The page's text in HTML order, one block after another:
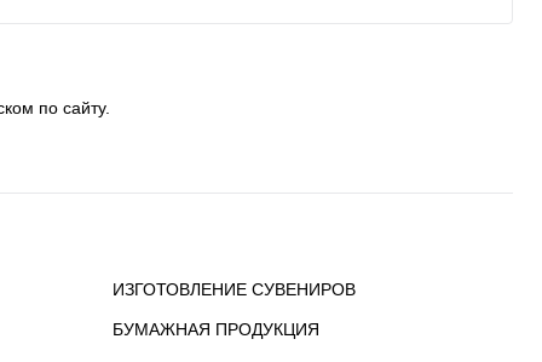
по сайту.
ИЗГОТОВЛЕНИЕ СУВЕНИРОВ
БУМАЖНАЯ ПРОДУКЦИЯ